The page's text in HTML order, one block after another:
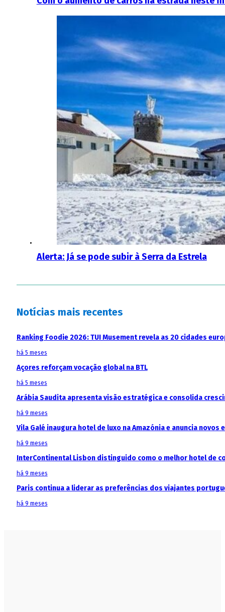
Alerta: Já se pode subir à Serra da Estrela
Notícias mais recentes
Ranking Foodie 2026: TUI Musement revela as 20 cidades
há 5 meses
Açores reforçam vocação global na BTL
há 5 meses
Arábia Saudita apresenta visão estratégica e consolida
há 9 meses
Vila Galé inaugura hotel de luxo na Amazónia e anuncia
há 9 meses
InterContinental Lisbon distinguido como o melhor hotel de
há 9 meses
Paris continua a liderar as preferências dos viajantes
há 9 meses